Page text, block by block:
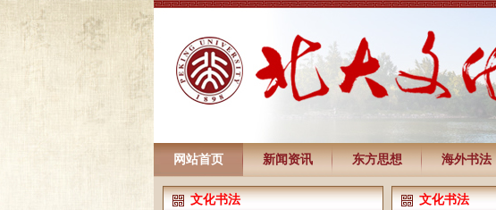
网站首页 新闻资讯 东方思想 海外书法
文化书法 文化书法